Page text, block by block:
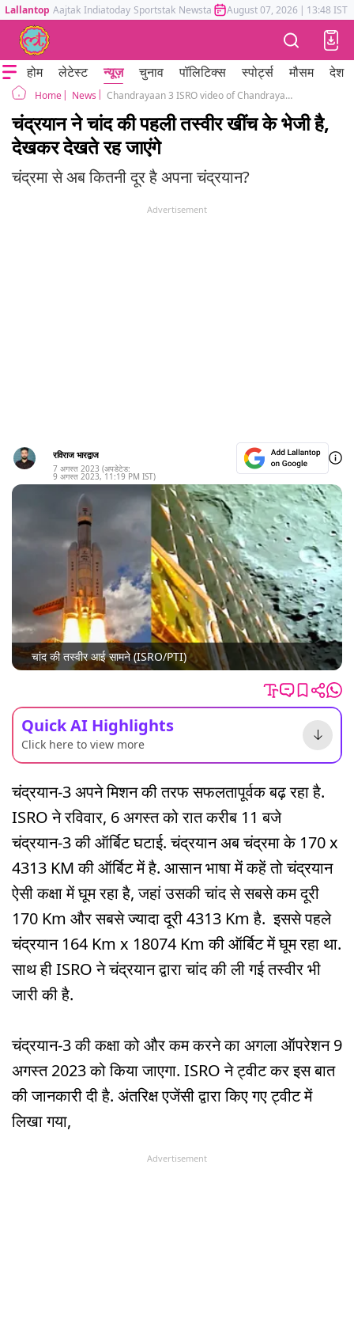
Lallantop Aajtak Indiatoday Sportstak Newstak Mumbai Tak Astrotak
August 07, 2026 | 13:48 IST
होम लेटेस्ट न्यूज़ चुनाव पॉलिटिक्स स्पोर्ट्स मौसम देश
Home News Chandrayaan 3 ISRO video of Chandrayaan 3 meeting the Moon landing date 23 august
चंद्रयान ने चांद की पहली तस्वीर खींच के भेजी है,
देखकर देखते रह जाएंगे
चंद्रमा से अब कितनी दूर है अपना चंद्रयान?
Advertisement
रविराज भारद्वाज
7 अगस्त 2023 (अपडेटेड:
9 अगस्त 2023, 11:19 PM IST)
चांद की तस्वीर आई सामने (ISRO/PTI)
Quick AI Highlights
Click here to view more
चंद्रयान-3 अपने मिशन की तरफ सफलतापूर्वक बढ़ रहा है.
ISRO ने रविवार, 6 अगस्त को रात करीब 11 बजे
चंद्रयान-3 की ऑर्बिट घटाई. चंद्रयान अब चंद्रमा के 170 x
4313 KM की ऑर्बिट में है. आसान भाषा में कहें तो चंद्रयान
ऐसी कक्षा में घूम रहा है, जहां उसकी चांद से सबसे कम दूरी
170 Km और सबसे ज्यादा दूरी 4313 Km है. इससे पहले
चंद्रयान 164 Km x 18074 Km की ऑर्बिट में घूम रहा था.
साथ ही ISRO ने चंद्रयान द्वारा चांद की ली गई तस्वीर भी
जारी की है.
चंद्रयान-3 की कक्षा को और कम करने का अगला ऑपरेशन 9
अगस्त 2023 को किया जाएगा. ISRO ने ट्वीट कर इस बात
की जानकारी दी है. अंतरिक्ष एजेंसी द्वारा किए गए ट्वीट में
लिखा गया,
Advertisement